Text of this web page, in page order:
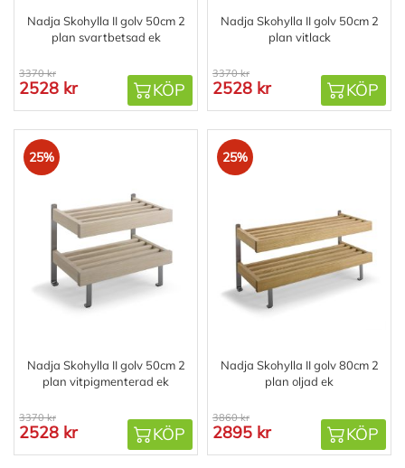
Nadja Skohylla II golv 50cm 2
plan svartbetsad ek
3370 kr
2528 kr KÖP
Nadja Skohylla II golv 50cm 2
plan vitlack
3370 kr
2528 kr KÖP
25%
Nadja Skohylla II golv 50cm 2
plan vitpigmenterad ek
3370 kr
2528 kr KÖP
25%
Nadja Skohylla II golv 80cm 2
plan oljad ek
3860 kr
2895 kr KÖP